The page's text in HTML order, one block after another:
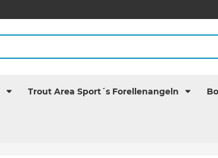
Trout Area Sport´s Forellenangeln